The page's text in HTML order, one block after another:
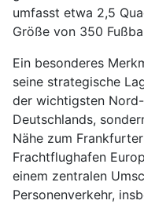
umfasst etwa 2,5
Größe von 350
Ein besonderes
seine strategische
der wichtigsten
Deutschlands,
Nähe zum
Frachtflughafen
einem zentralen
Personenverkehr,